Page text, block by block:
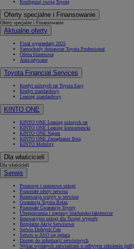
Konfiguruj swoją Toyotę
Oferty specjalne i Finansowanie
Oferty specjalne i Finansowanie
Aktualne oferty
Finał wyprzedaży 2025
Samochody dostawcze Toyota Professional
Oferta biznesowa
Auta używane
Toyota Financial Services
Kredyt niższych rat Toyota Easy
Kredyt standardowy
Leasing standardowy
KINTO ONE
KINTO ONE Leasing niższych rat
KINTO ONE Leasing konsumencki
KINTO ONE Najem
KINTO ONE Zarządzanie flotą
KINTO Mobility
Dla właścicieli
Dla właścicieli
Serwis
Promocje i sezonowe usługi
Pozostałe oferty serwisu
Rezerwacja wizyty w serwisie
Gwarancja Toyota Relax
Pozostałe Gwarancje Toyoty
Ubezpieczenia i naprawy blacharsko-lakiernicze
Innowacyjne usługi dla Twojej wygody
Bezpłatne Akcje Serwisowe
Serwis Dobrych Cen
Serwis w ASO się opłaca
Dostęp do informacji serwisowych
Wykaz wydanych zaświadczeń o odbytym szkoleniu (pdf)